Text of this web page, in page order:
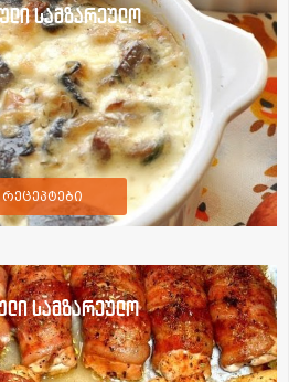
სამზარეულო
რეცეპტები
სამზარეულო